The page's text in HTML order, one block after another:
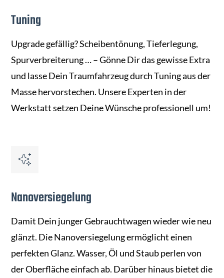
Tuning
Upgrade gefällig? Scheibentönung, Tieferlegung,
Spurverbreiterung … – Gönne Dir das gewisse Extra
und lasse Dein Traumfahrzeug durch Tuning aus der
Masse hervorstechen. Unsere Experten in der
Werkstatt setzen Deine Wünsche professionell um!
Nanoversiegelung
Damit Dein junger Gebrauchtwagen wieder wie neu
glänzt. Die Nanoversiegelung ermöglicht einen
perfekten Glanz. Wasser, Öl und Staub perlen von
der Oberfläche einfach ab. Darüber hinaus bietet die